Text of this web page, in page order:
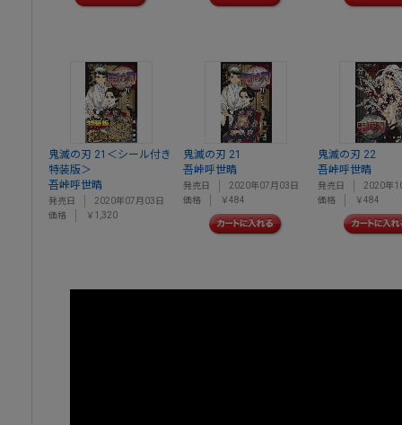
鬼滅の刃 21＜シール付き
特装版＞
吾峠呼世晴
発売日
2020年07月03日
価格
￥1,320
鬼滅の刃 21
吾峠呼世晴
発売日
2020年07月03日
価格
￥484
鬼滅の刃 22
吾峠呼世晴
発売日
2020年
価格
￥484